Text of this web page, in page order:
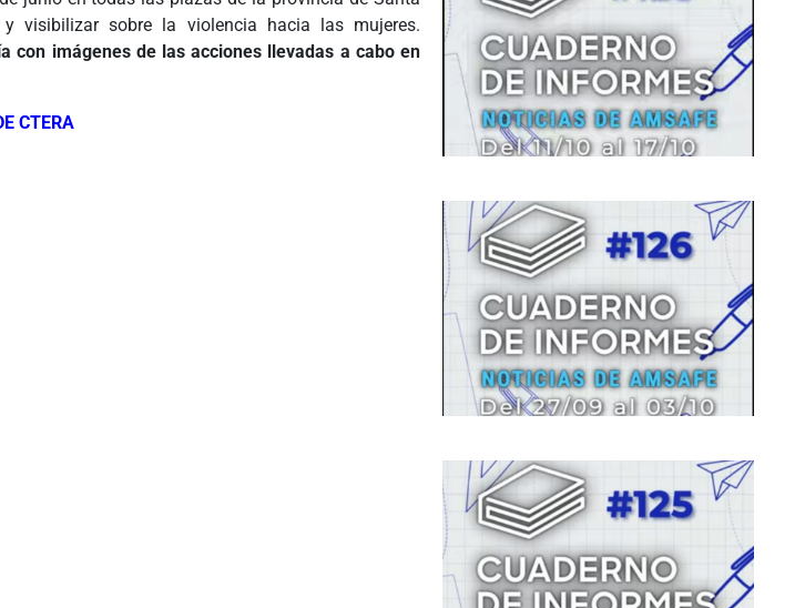
visibilizar sobre la violencia hacia las mujeres.
con imágenes de las acciones llevadas a cabo en
CTERA